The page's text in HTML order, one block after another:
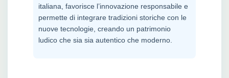
italiana, favorisce l’innovazione responsabile e
permette di integrare tradizioni storiche con le
nuove tecnologie, creando un patrimonio
ludico che sia sia autentico che moderno.